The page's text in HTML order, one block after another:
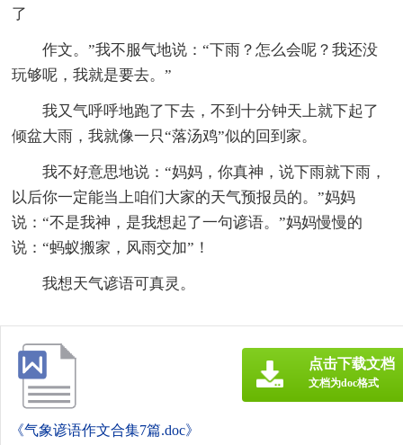
了
作文。”我不服气地说：“下雨？怎么会呢？我还没
玩够呢，我就是要去。”
我又气呼呼地跑了下去，不到十分钟天上就下起了
倾盆大雨，我就像一只“落汤鸡”似的回到家。
我不好意思地说：“妈妈，你真神，说下雨就下雨，
以后你一定能当上咱们大家的天气预报员的。”妈妈
说：“不是我神，是我想起了一句谚语。”妈妈慢慢的
说：“蚂蚁搬家，风雨交加”！
我想天气谚语可真灵。
《气象谚语作文合集7篇.doc》
点击下载文档
文档为doc格式